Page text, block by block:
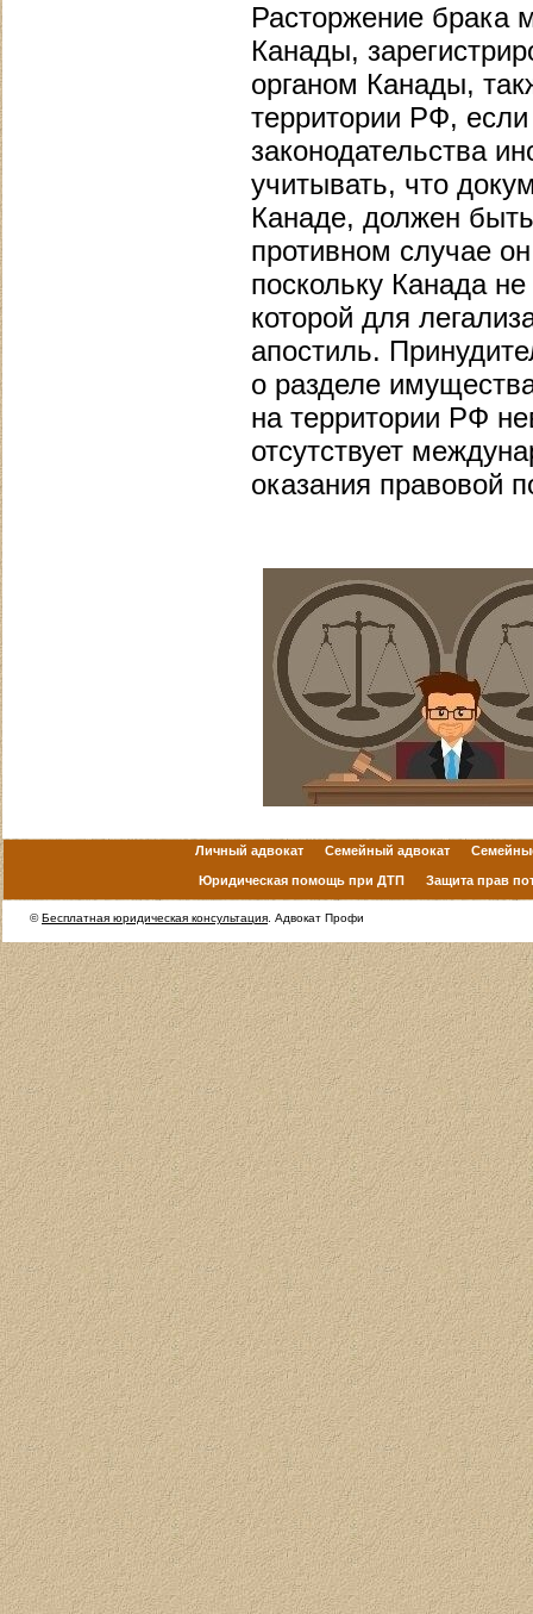
Расторжение брака
Канады,
органом Канады,
территории РФ,
законодательства
учитывать, что
Канаде, должен
противном случае
поскольку Канада
которой для
апостиль.
о разделе
на территории РФ
отсутствует
оказания правовой
Личный адвокат Семейный адвокат
Юридическая помощь при ДТП Защита прав
©Бесплатная юридическая консультация . Адвокат Профи